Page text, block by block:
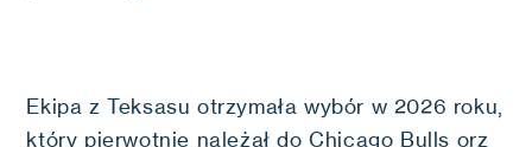
Ekipa z Teksasu otrzymała wybór w 2026 roku,
który pierwotnie należał do Chicago Bulls orz